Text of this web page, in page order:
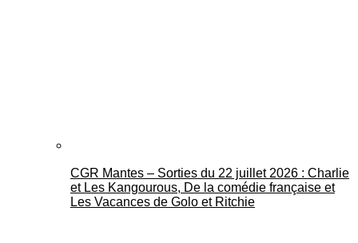
CGR Mantes – Sorties du 22 juillet 2026 : Charlie
et Les Kangourous, De la comédie française et
Les Vacances de Golo et Ritchie